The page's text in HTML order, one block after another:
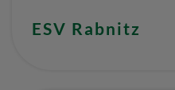
ESV Rabnitz